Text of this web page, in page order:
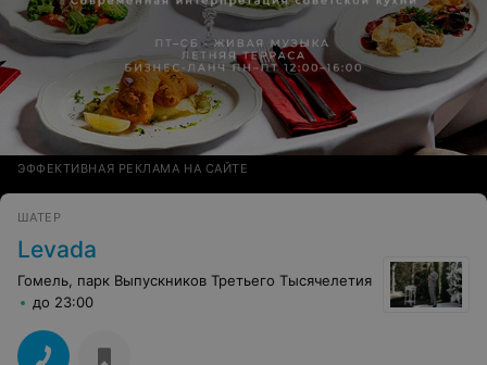
ЭФФЕКТИВНАЯ РЕКЛАМА НА САЙТЕ
ШАТЕР
Levada
Гомель, парк Выпускников Третьего Тысячелетия
до 23:00